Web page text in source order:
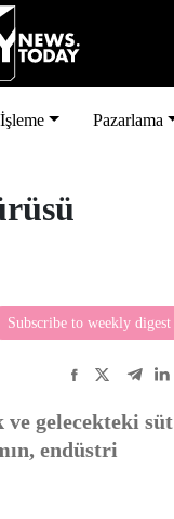
İşleme Pazarlama
Subscribe to weekly digest
gelecekteki süt
endüstri